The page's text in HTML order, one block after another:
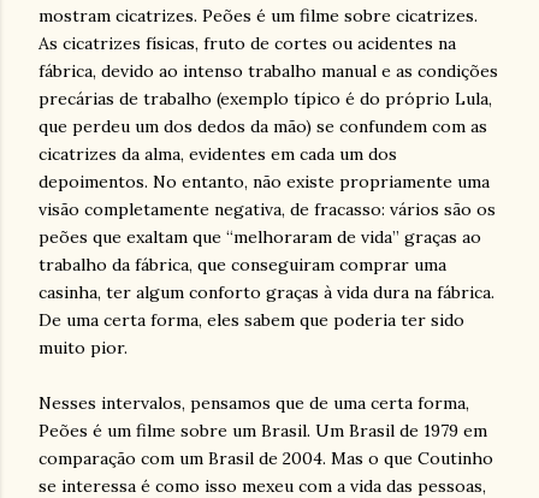
mostram cicatrizes. Peões é um filme sobre cicatrizes.
As cicatrizes físicas, fruto de cortes ou acidentes na
fábrica, devido ao intenso trabalho manual e as condições
precárias de trabalho (exemplo típico é do próprio Lula,
que perdeu um dos dedos da mão) se confundem com as
cicatrizes da alma, evidentes em cada um dos
depoimentos. No entanto, não existe propriamente uma
visão completamente negativa, de fracasso: vários são os
peões que exaltam que “melhoraram de vida” graças ao
trabalho da fábrica, que conseguiram comprar uma
casinha, ter algum conforto graças à vida dura na fábrica.
De uma certa forma, eles sabem que poderia ter sido
muito pior.
Nesses intervalos, pensamos que de uma certa forma,
Peões é um filme sobre um Brasil. Um Brasil de 1979 em
comparação com um Brasil de 2004. Mas o que Coutinho
se interessa é como isso mexeu com a vida das pessoas,